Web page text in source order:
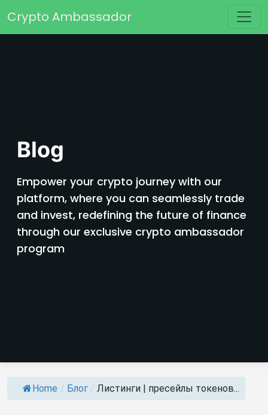
Основная навигация
Crypto Ambassador
Blog
Empower your crypto journey with our
platform, where you can seamlessly trade
and invest, redefining the future of finance
through our exclusive crypto ambassador
program
Home / Блог / Листинги | пресейлы токенов...